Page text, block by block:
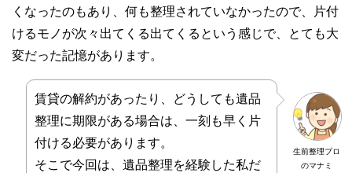
くなったのもあり、何も整理されていなかったので、片付
けるモノが次々出てくる出てくるという感じで、とても大
変だった記憶があります。
生前整理プロ
のマナミ
賃貸の解約があったり、どうしても遺品
整理に期限がある場合は、一刻も早く片
付ける必要があります。
そこで今回は、遺品整理を経験した私だ